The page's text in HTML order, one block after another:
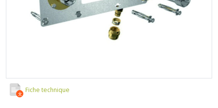
RACCORD PE (POLYÉTHYLÈNE)
RACCORD GALVA
COLLECTEUR NOURRICE
Soupape différentielle
Température
Vase d'expansion
Vanne de Température
SOLAIRE
EQUIPEMENT INDUSTRIEL
COMMUNICATION
ECLAIRAGE
TRAPPE CHATIÈRE ET HUBLOT
PLOMBERIE PER
VOTRE SOLUTION CHAUFFAGE
Fiche technique